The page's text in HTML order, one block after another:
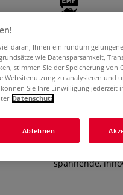
Freiheit
Gerhard
Aquarellmalen
zeigt die
unverkennbaren
zwischen
spannende,
daran, Ihnen ein rundum
wie Datensparsamkeit,
stimmen Sie der Speicherung von
Websitenutzung zu analysieren und
Sie Ihre Einwilligung jederzeit
Datenschutz
Ablehnen